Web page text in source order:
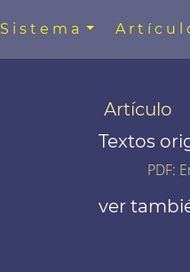
Sistema
Artículo
Textos
PDF:
ver